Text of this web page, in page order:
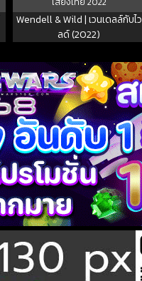
Wendell & Wild | เวนเดลล์กับไว
ลด์ (2022)